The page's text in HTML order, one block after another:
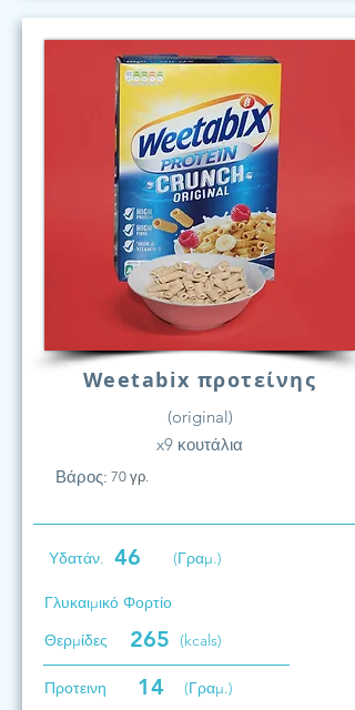
Weetabix προτείνης
(original)
x9 κουτάλια
Βάρος: 70 γρ.
Υδατάν. 46 (Γραμ.)
Γλυκαιμικό Φορτίο
Θερμίδες
265 (kcals)
Προτεινη 14
(Γραμ.)